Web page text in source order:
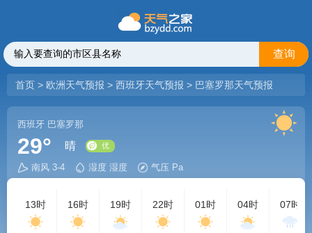
查询
首页 > 欧洲天气预报 > 西班牙天气预报 > 巴塞罗那天气预报
西班牙 巴塞罗那
29° 晴
南风 3-4 湿度 湿度 气压 Pa
13时 16时 19时 22时 01时 04时 07时